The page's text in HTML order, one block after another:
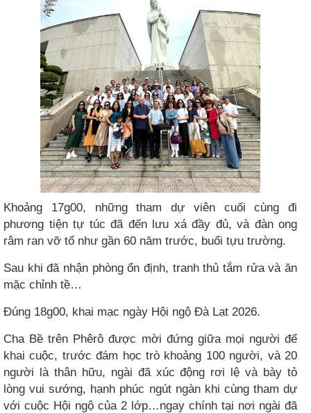
Khoảng 17g00, những tham dự viên cuối cùng đi
phương tiện tự túc đã đến lưu xá đầy đủ, và đàn ong
râm ran vỡ tổ như gần 60 năm trước, buổi tựu trường.
Sau khi đã nhận phòng ổn định, tranh thủ tắm rửa và ăn
mặc chỉnh tề…
Đúng 18g00, khai mạc ngày Hội ngộ Đà Lạt 2026.
Cha Bề trên Phêrô được mời đứng giữa mọi người để
khai cuộc, trước đám học trò khoảng 100 người, và 20
người là thân hữu, ngài đã xúc động rơi lệ và bày tỏ
lòng vui sướng, hạnh phúc ngút ngàn khi cùng tham dự
với cuộc Hội ngộ của 2 lớp…ngay chính tại nơi ngài đã